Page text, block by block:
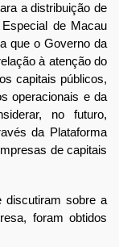
a distribuição de
de Macau
que o Governo da
à atenção do
capitais públicos,
operacionais e da
no futuro,
da Plataforma
de capitais
sobre a
foram obtidos